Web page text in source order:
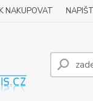
NAKUPOVAT